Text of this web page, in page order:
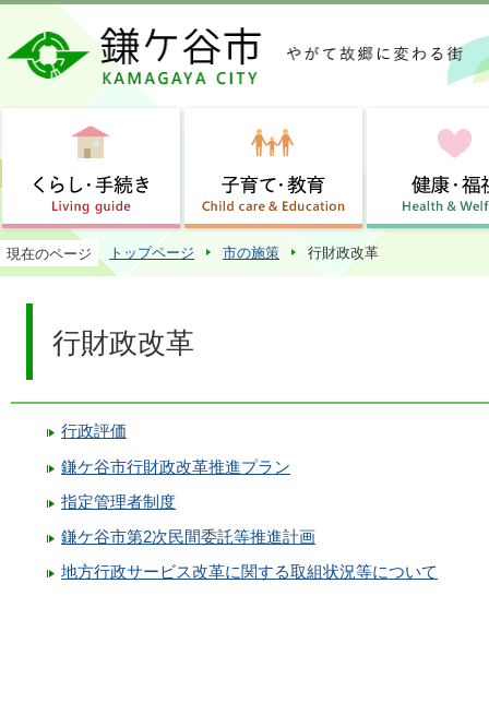
この
現在のページ トップページ 市の施策 行財政改革
行財政改革
行政評価
鎌ケ谷市行財政改革推進プラン
指定管理者制度
鎌ケ谷市第2次民間委託等推進計画
地方行政サービス改革に関する取組状況等について